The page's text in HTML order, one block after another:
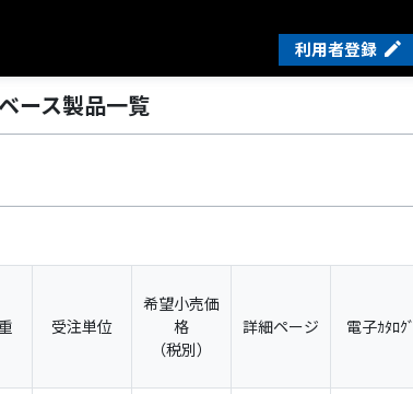
利用者登録
ース製品一覧
受注単位
希望小売価
格
（税別）
詳細ページ 電子ｶﾀﾛｸﾞ